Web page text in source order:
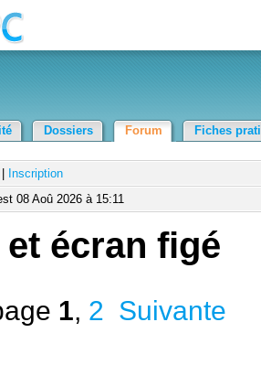
Dossiers Forum Fiches
Inscription
08 Aoû 2026 à 15:11
écran figé
1, 2 Suivante